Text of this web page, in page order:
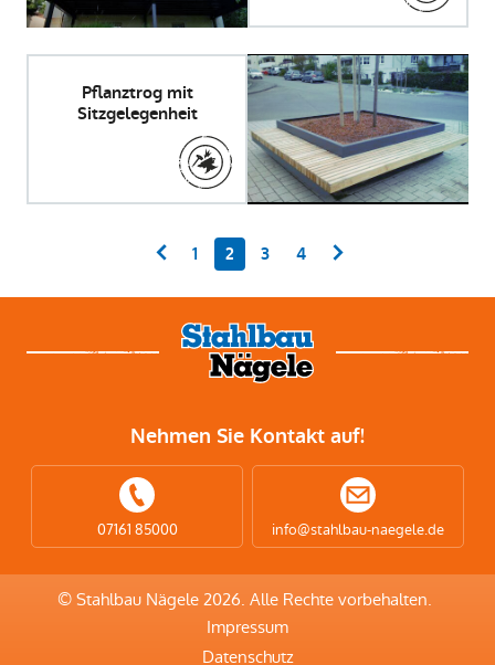
Pflanztrog mit
Sitzgelegenheit
1 2 3 4
Nehmen Sie Kontakt auf!
07161 85000 info@stahlbau-naegele.de
© Stahlbau Nägele 2026. Alle Rechte vorbehalten.
Impressum
Datenschutz